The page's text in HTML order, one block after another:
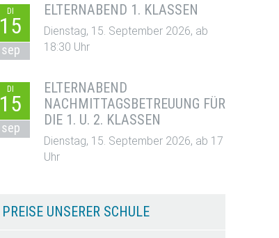
DI
15
sep
ELTERNABEND 1. KLASSEN
Dienstag, 15. September 2026, ab
18:30 Uhr
DI
15
sep
ELTERNABEND
NACHMITTAGSBETREUUNG FÜR
DIE 1. U. 2. KLASSEN
Dienstag, 15. September 2026, ab 17
Uhr
PREISE UNSERER SCHULE